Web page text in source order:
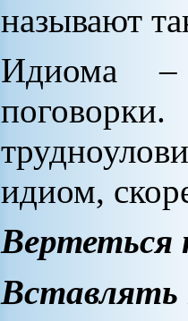
называют
Идиома –
идиом,
Вертеться
Вставлять